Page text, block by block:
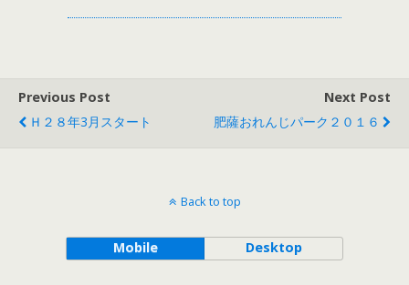
Previous Post
Ｈ２８年3月スタート
Next Post
肥薩おれんじパーク２０１６
Back to top
Mobile Desktop